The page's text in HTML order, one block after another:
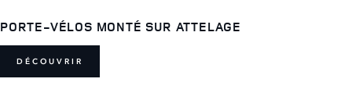
PORTE-VÉLOS MONTÉ SUR ATTELAGE
DÉCOUVRIR